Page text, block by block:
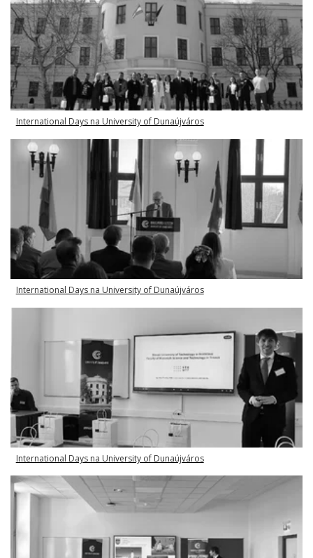
International Days na University of Dunaújváros
International Days na University of Dunaújváros
International Days na University of Dunaújváros